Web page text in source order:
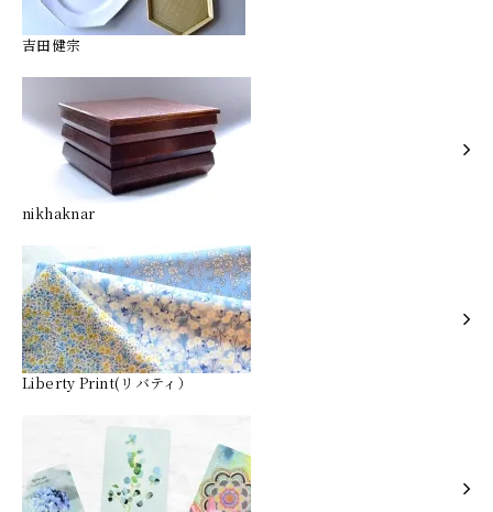
吉田健宗
nikhaknar
Liberty Print(リバティ）